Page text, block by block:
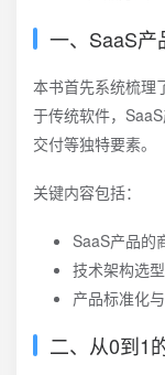
一、SaaS产
本书首先系统梳理
于传统软件，
交付等独特要素。
关键内容包括：
SaaS产品的
技术架构选
产品标准化
二、从0到1